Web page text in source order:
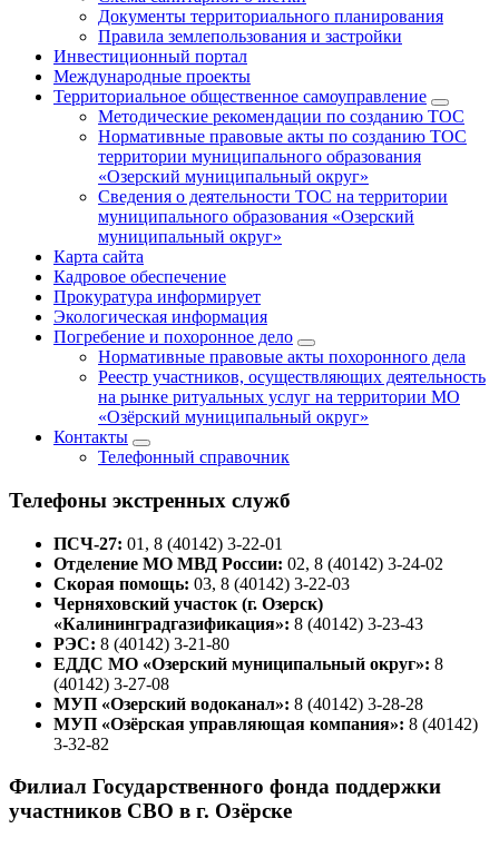
Документы территориального планирования
Правила землепользования и застройки
Инвестиционный портал
Международные проекты
Территориальное общественное самоуправление
Методические рекомендации по созданию ТОС
Нормативные правовые акты по созданию ТОС
территории муниципального образования
«Озерский муниципальный округ»
Сведения о деятельности ТОС на территории
муниципального образования «Озерский
муниципальный округ»
Карта сайта
Кадровое обеспечение
Прокуратура информирует
Экологическая информация
Погребение и похоронное дело
Нормативные правовые акты похоронного дела
Реестр участников, осуществляющих деятельность
на рынке ритуальных услуг на территории МО
«Озёрский муниципальный округ»
Контакты
Телефонный справочник
Телефоны экстренных служб
ПСЧ-27: 01, 8 (40142) 3-22-01
Отделение МО МВД России: 02, 8 (40142) 3-24-02
Скорая помощь: 03, 8 (40142) 3-22-03
Черняховский участок (г. Озерск)
«Калининградгазификация»: 8 (40142) 3-23-43
РЭС: 8 (40142) 3-21-80
ЕДДС МО «Озерский муниципальный округ»: 8
(40142) 3-27-08
МУП «Озерский водоканал»: 8 (40142) 3-28-28
МУП «Озёрская управляющая компания»: 8 (40142)
3-32-82
Филиал Государственного фонда поддержки
участников СВО в г. Озёрске